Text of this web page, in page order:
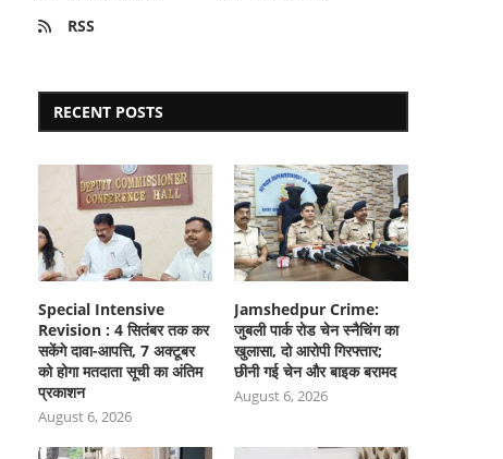
RSS
RECENT POSTS
Special Intensive
Revision : 4 सितंबर तक कर
सकेंगे दावा-आपत्ति, 7 अक्टूबर
को होगा मतदाता सूची का अंतिम
प्रकाशन
August 6, 2026
Jamshedpur Crime:
जुबली पार्क रोड चेन स्नैचिंग का
खुलासा, दो आरोपी गिरफ्तार;
छीनी गई चेन और बाइक बरामद
August 6, 2026